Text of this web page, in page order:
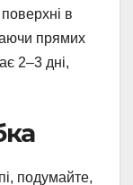
в
прямих
2–3 дні,
подумайте,